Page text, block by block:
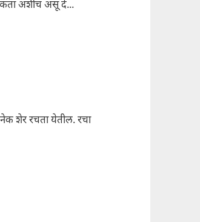
अशीच असू दे...
शेर रचता येतील. रचा